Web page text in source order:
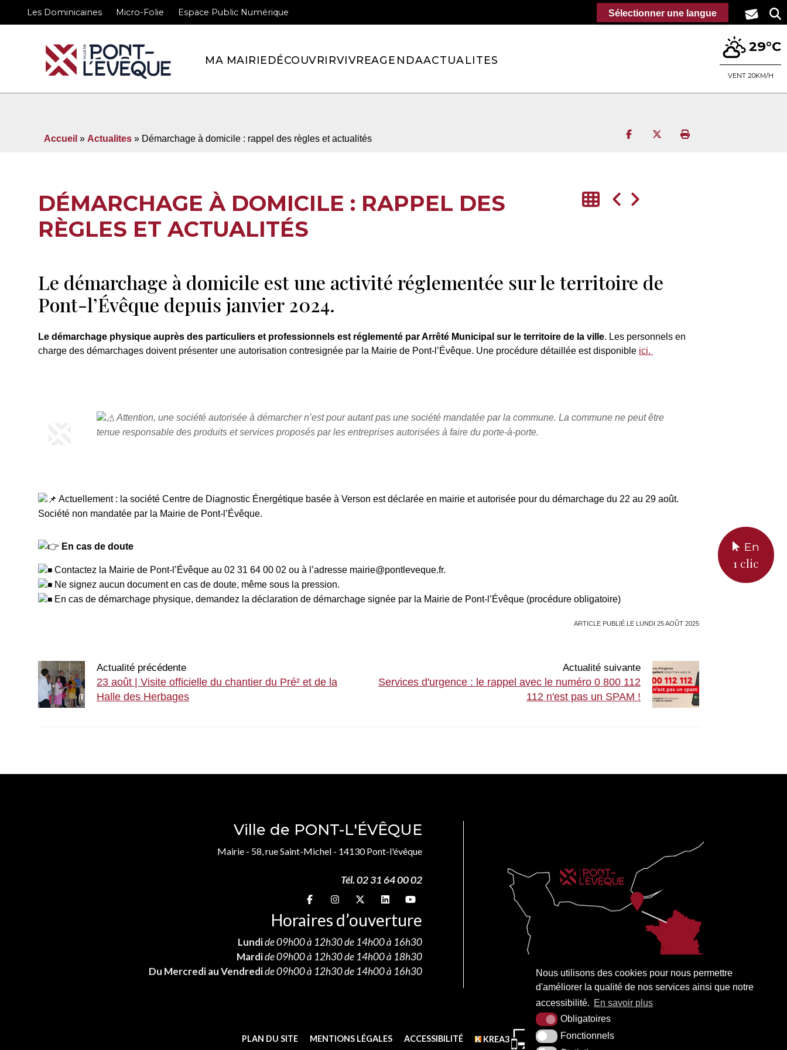
Nous utilisons des cookies pour nous permettre
d'améliorer la qualité de nos services ainsi que notre
accessibilité. En savoir plus
Obligatoires
Fonctionnels
Les Dominicaines Micro-Folie Espace Public Numérique
MA MAIRIEDÉCOUVRIRVIVREAGENDAACTUALITES
29°C
VENT 20KM/H
En
1 clic
Accueil » Actualites » Démarchage à domicile : rappel des règles et actualités Partager sur Facebook
Partager sur Twitter
Imprimer la page
DÉMARCHAGE À DOMICILE : RAPPEL DES
RÈGLES ET ACTUALITÉS
Le démarchage à domicile est une activité réglementée sur le territoire de
Pont-l’Évêque depuis janvier 2024.
Le démarchage physique auprès des particuliers et professionnels est réglementé par Arrêté Municipal sur le territoire de la ville. Les personnels en
charge des démarchages doivent présenter une autorisation contresignée par la Mairie de Pont-l’Évêque. Une procédure détaillée est disponible ici.
Attention, une société autorisée à démarcher n’est pour autant pas une société mandatée par la commune. La commune ne peut être
tenue responsable des produits et services proposés par les entreprises autorisées à faire du porte-à-porte.
Actuellement : la société Centre de Diagnostic Énergétique basée à Verson est déclarée en mairie et autorisée pour du démarchage du 22 au 29 août.
Société non mandatée par la Mairie de Pont-l’Évêque.
En cas de doute
Contactez la Mairie de Pont-l’Évêque au 02 31 64 00 02 ou à l’adresse mairie@pontleveque.fr.
Ne signez aucun document en cas de doute, même sous la pression.
En cas de démarchage physique, demandez la déclaration de démarchage signée par la Mairie de Pont-l’Évêque (procédure obligatoire)
ARTICLE PUBLIÉ LE LUNDI 25 AOÛT 2025
Actualité précédente
23 août | Visite officielle du chantier du Pré² et de la
Halle des Herbages
Actualité suivante
Services d'urgence : le rappel avec le numéro 0 800 112
112 n'est pas un SPAM !
Ville de PONT-L'ÉVÊQUE
Mairie - 58, rue Saint-Michel - 14130 Pont-l'évêque
Tél. 02 31 64 00 02
Suivez-nous sur
Suivez-nous sur
Suivez-nous sur
Suivez-nous sur
Suivez-nous sur
Horaires d’ouverture
Lundide 09h00 à 12h30 de 14h00 à 16h30
Mardide 09h00 à 12h30 de 14h00 à 18h30
Du Mercredi au Vendredide 09h00 à 12h30 de 14h00 à 16h30
PLAN DU SITE MENTIONS LÉGALES ACCESSIBILITÉ KREA3
Sélectionner une langue